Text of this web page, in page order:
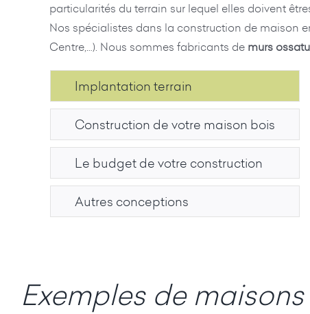
particularités du terrain sur lequel elles doivent
Nos spécialistes dans la construction de maison
Centre,…). Nous sommes fabricants demurs
Implantation terrain
Construction de votre maison bois
Le budget de votre construction
Autres conceptions
Exemples de